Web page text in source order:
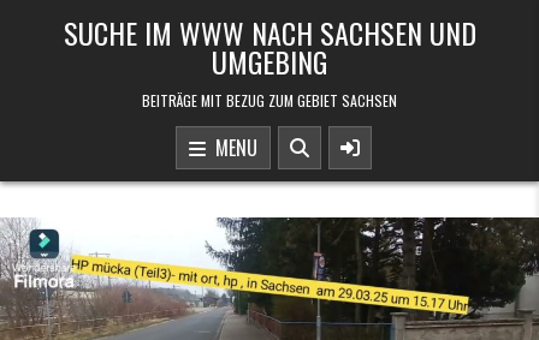
SUCHE IM WWW NACH SACHSEN UND
UMGEBING
BEITRÄGE MIT BEZUG ZUM GEBIET SACHSEN
MENU